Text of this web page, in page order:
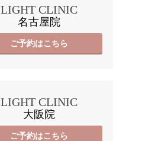
LIGHT CLINIC
名古屋院
ご予約はこちら
LIGHT CLINIC
大阪院
ご予約はこちら